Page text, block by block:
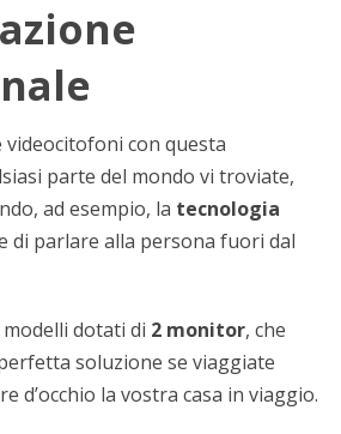
videocitofoni con questa
parte del mondo vi troviate,
ad esempio, la tecnologia
di parlare alla persona fuori dal
dotati di 2 monitor, che
soluzione se viaggiate
d’occhio la vostra casa in viaggio.